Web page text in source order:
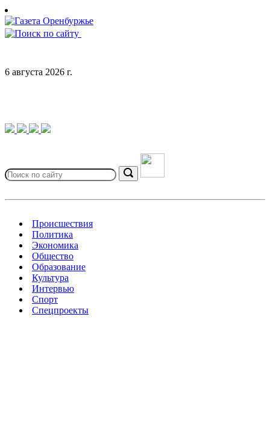
Skip
to
content
6 августа 2026 г.
for:
Search
Происшествия
Политика
Экономика
Общество
Образование
Культура
Интервью
Спорт
Спецпроекты